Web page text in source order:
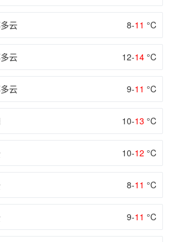
云 8-11 °C
云 12-14 °C
云 9-11 °C
10-13 °C
10-12 °C
8-11 °C
9-11 °C